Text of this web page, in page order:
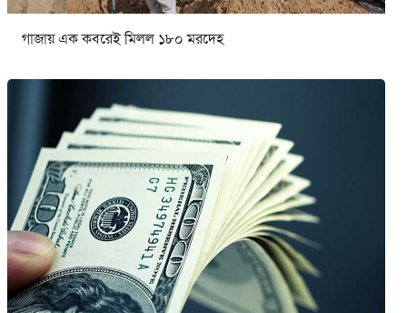
গাজায় এক কবরেই মিলল ১৮০ মরদেহ